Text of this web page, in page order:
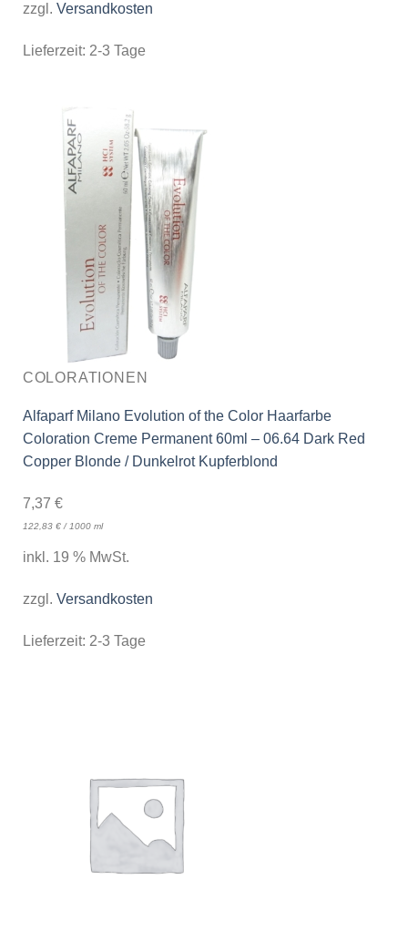
zzgl. Versandkosten
Lieferzeit: 2-3 Tage
COLORATIONEN
Alfaparf Milano Evolution of the Color Haarfarbe
Coloration Creme Permanent 60ml – 06.64 Dark Red
Copper Blonde / Dunkelrot Kupferblond
7,37 €
122,83 €/1000 ml
inkl. 19 % MwSt.
zzgl. Versandkosten
Lieferzeit: 2-3 Tage